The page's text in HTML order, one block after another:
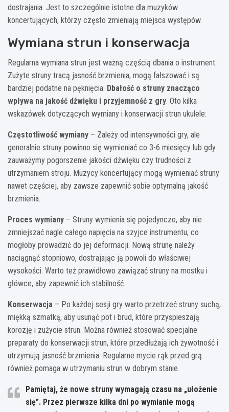
dostrajania. Jest to szczególnie istotne dla muzyków
koncertujących, którzy często zmieniają miejsca występów.
Wymiana strun i konserwacja
Regularna wymiana strun jest ważną częścią dbania o instrument.
Zużyte struny tracą jasność brzmienia, mogą fałszować i są
bardziej podatne na pęknięcia. Dbałość o struny znacząco
wpływa na jakość dźwięku i przyjemność z gry. Oto kilka
wskazówek dotyczących wymiany i konserwacji strun ukulele:
Częstotliwość wymiany – Zależy od intensywności gry, ale
generalnie struny powinno się wymieniać co 3-6 miesięcy lub gdy
zauważymy pogorszenie jakości dźwięku czy trudności z
utrzymaniem stroju. Muzycy koncertujący mogą wymieniać struny
nawet częściej, aby zawsze zapewnić sobie optymalną jakość
brzmienia.
Proces wymiany – Struny wymienia się pojedynczo, aby nie
zmniejszać nagle całego napięcia na szyjce instrumentu, co
mogłoby prowadzić do jej deformacji. Nową strunę należy
naciągnąć stopniowo, dostrajając ją powoli do właściwej
wysokości. Warto też prawidłowo zawiązać struny na mostku i
główce, aby zapewnić ich stabilność.
Konserwacja – Po każdej sesji gry warto przetrzeć struny suchą,
miękką szmatką, aby usunąć pot i brud, które przyspieszają
korozję i zużycie strun. Można również stosować specjalne
preparaty do konserwacji strun, które przedłużają ich żywotność i
utrzymują jasność brzmienia. Regularne mycie rąk przed grą
również pomaga w utrzymaniu strun w dobrym stanie.
Pamiętaj, że nowe struny wymagają czasu na „ułożenie
się”. Przez pierwsze kilka dni po wymianie mogą